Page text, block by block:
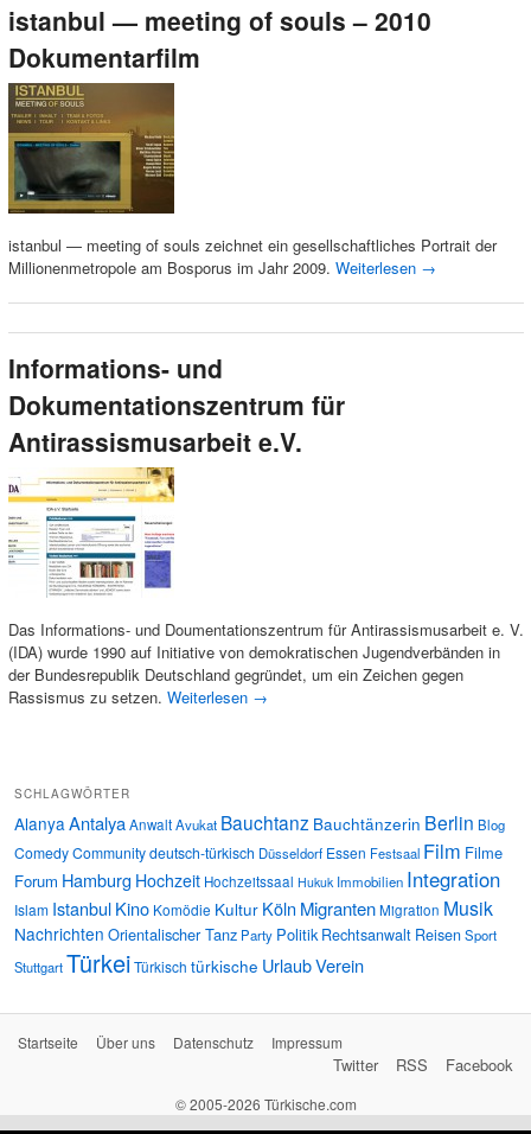
istanbul — meeting of souls – 2010
Dokumentarfilm
istanbul — meeting of souls zeichnet ein gesellschaftliches Portrait der
Millionenmetropole am Bosporus im Jahr 2009. Weiterlesen →
Informations- und
Dokumentationszentrum für
Antirassismusarbeit e.V.
Das Informations- und Doumentationszentrum für Antirassismusarbeit e. V.
(IDA) wurde 1990 auf Initiative von demokratischen Jugendverbänden in
der Bundesrepublik Deutschland gegründet, um ein Zeichen gegen
Rassismus zu setzen. Weiterlesen →
SCHLAGWÖRTER
AlanyaAntalyaAnwaltAvukat Bauchtanz Bauchtänzerin Berlin Blog
ComedyCommunitydeutsch-türkisch Düsseldorf Essen Festsaal Film Filme
Forum Hamburg Hochzeit Hochzeitssaal Hukuk Immobilien Integration
Islam IstanbulKino Komödie Kultur Köln MigrantenMigration Musik
Nachrichten Orientalischer Tanz Party Politik Rechtsanwalt ReisenSport
StuttgartTürkeiTürkisch türkische UrlaubVerein
Startseite Über uns Datenschutz Impressum
Facebook
RSS
Twitter
© 2005-2026 Türkische.com